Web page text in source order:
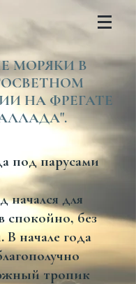
МОРЯКИ В
НА ФРЕГАТЕ
под парусами
для
спокойно, без
В начале года
тропик